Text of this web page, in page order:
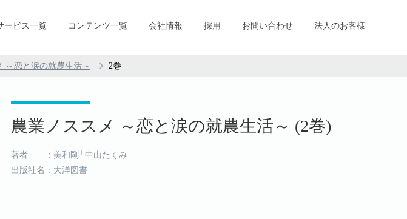
ービス一覧 コンテンツ一覧 会社情報 採用 お問い合わせ 法人のお客様
～恋と涙の就農生活～ 2巻
農業ノススメ ～恋と涙の就農生活～ (2巻)
著者 ：美和剛┴中山たくみ
出版社名：大洋図書